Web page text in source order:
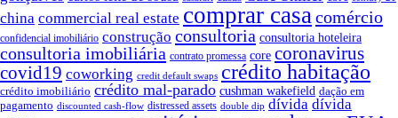
china commercial real estate comprar casa comércio
confidencial imobiliário construção consultoria consultoria hoteleira
consultoria imobiliária contrato promessa core coronavirus
covid19 coworking credit default swaps crédito habitação
crédito imobiliário crédito mal-parado cushman wakefield dação em
pagamento discounted cash-flow distressed assets double dip dívida dívida